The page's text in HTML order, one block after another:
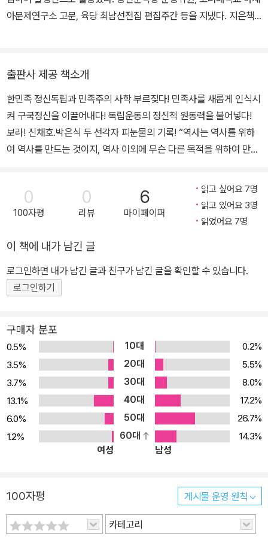
0년 신민회 동지들과 중국 칭다오로 망명한 후 민족교육과 항일운동
타이완에서 체포되어 다롄으로 이송되었다. 1930년 10년형을 선고
받고 뤼순감옥으로 이감되었으며, 1936년 옥중에서 뇌일혈로 순국
했다.
아문제연구소 고문, 육당 최남선전집 편집주간 등을 지냈다. 지은책
출판사 제공 책소개
한민족 정신독립과 민족주의 사학 부르짖다! 민족사를 새롭게 인식시
켜 구국정신을 이끌어내다! 독립운동의 정신적 원동력을 불어넣다!
보라! 신채호․박은식 두 선각자 피눈물의 기록! “역사는 역사를 위하
여 역사를 만드는 것이지, 역사 이외에 무슨 다른 목적을 위하여 만드
사실을 객관적으로 있는 그대로 적은 것이지, 지은이의 목적에 따라
그 사실을 좌우하거나 덧붙이거나 달리 고칠 것이 아니다.” -신채호
《조선상고사》에서 “옛사람이 이르기를 나라는 멸할 수 있으나 역사
국의 형체는 허물어졌으나 정신만을 홀로 보존하는 것이 어찌 불가능
하겠는가. 정신이 보존되어 멸하지 아니하면 형체는 반드시 부활할
때가 있을 것이다.” -박은식《한국통사》에서 《조선상고사》! 날조된
한국고대사혁파하다! 《조선상고사(朝鮮上古史)》는 독립운동가이
함으로써 정신 독립과 그 정신 기틀을 찾고자 했던 기록이다. 종래 유
교주의 사관과 식민주의 사관의 한국사 왜곡을 바로잡고 이들의 역사
인식과 연구방법을 극복하고자 한국 고대사를 민족주의 사관에 바탕
하여 쓴 저작이다. 신채호는 《조선상고사》에서 사대주의 노예근성에
서 한민족 역사를 무시하고, 성패와 흥망으로 낫고 못함을 가리며 유
교적 윤리관에 근거하여 남의 잘잘못을 평가하는 과거 관점에서 벗어
나고자 하였다. 또한 이 책에서 유교주의 역사관에서 명분을 앞세워,
자랑할 만한 우리 역사 사실을 말살했던 잘못을 신랄하게 비판하고
들기 위해 이전 왕조의 사료들을 없애버리고, 왜곡․날조하여 사실을
사실대로 알지 못하게 뒤죽박죽을 만들어 놓았음을 통탄하고 있다.
이는 고려시대《삼국사기》와 조선시대《조선왕조실록》기록에서 찾아
0
100자평
0
리뷰
6
마이페이퍼
읽고 싶어요 7명
읽고 있어요 3명
읽었어요 7명
이 책에 내가 남긴 글
로그인하면 내가 남긴 글과 친구가 남긴 글을 확인할 수 있습니다.
로그인하기
구매자 분포
0.5% 10대
0.2%
3.5%
20대
5.5%
3.7%
30대
8.0%
13.1%
40대
17.2%
6.0%
50대
26.7%
1.2%
60대
14.3%
여성
남성
100자평 게시물 운영 원칙
카테고리